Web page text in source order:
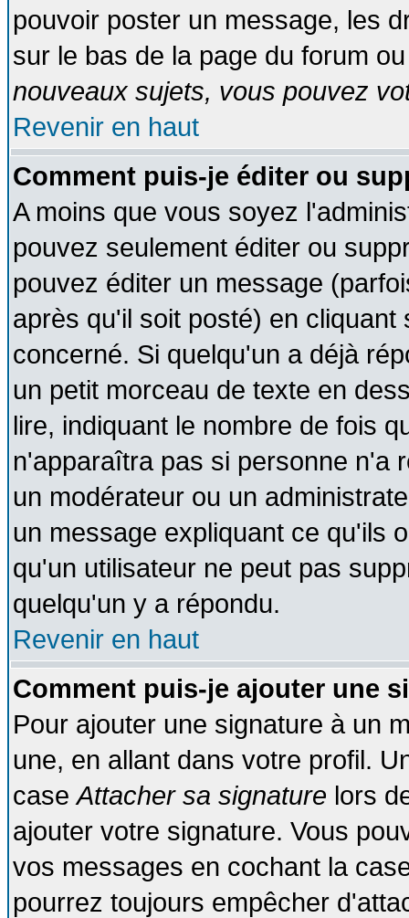
pouvoir poster un message, les
sur le bas de la page du forum
nouveaux sujets, vous pouvez
Revenir en haut
Comment puis-je éditer ou
A moins que vous soyez
pouvez seulement éditer ou
pouvez éditer un message
après qu'il soit posté) en
concerné. Si quelqu'un a déjà
un petit morceau de texte en
lire, indiquant le nombre de fois
n'apparaîtra pas si personne n'a
un modérateur ou un
un message expliquant ce qu'ils
qu'un utilisateur ne peut pas
quelqu'un y a répondu.
Revenir en haut
Comment puis-je ajouter une
Pour ajouter une signature à un
une, en allant dans votre profil.
caseAttacher sa signature lors
ajouter votre signature. Vous
vos messages en cochant la
pourrez toujours empêcher